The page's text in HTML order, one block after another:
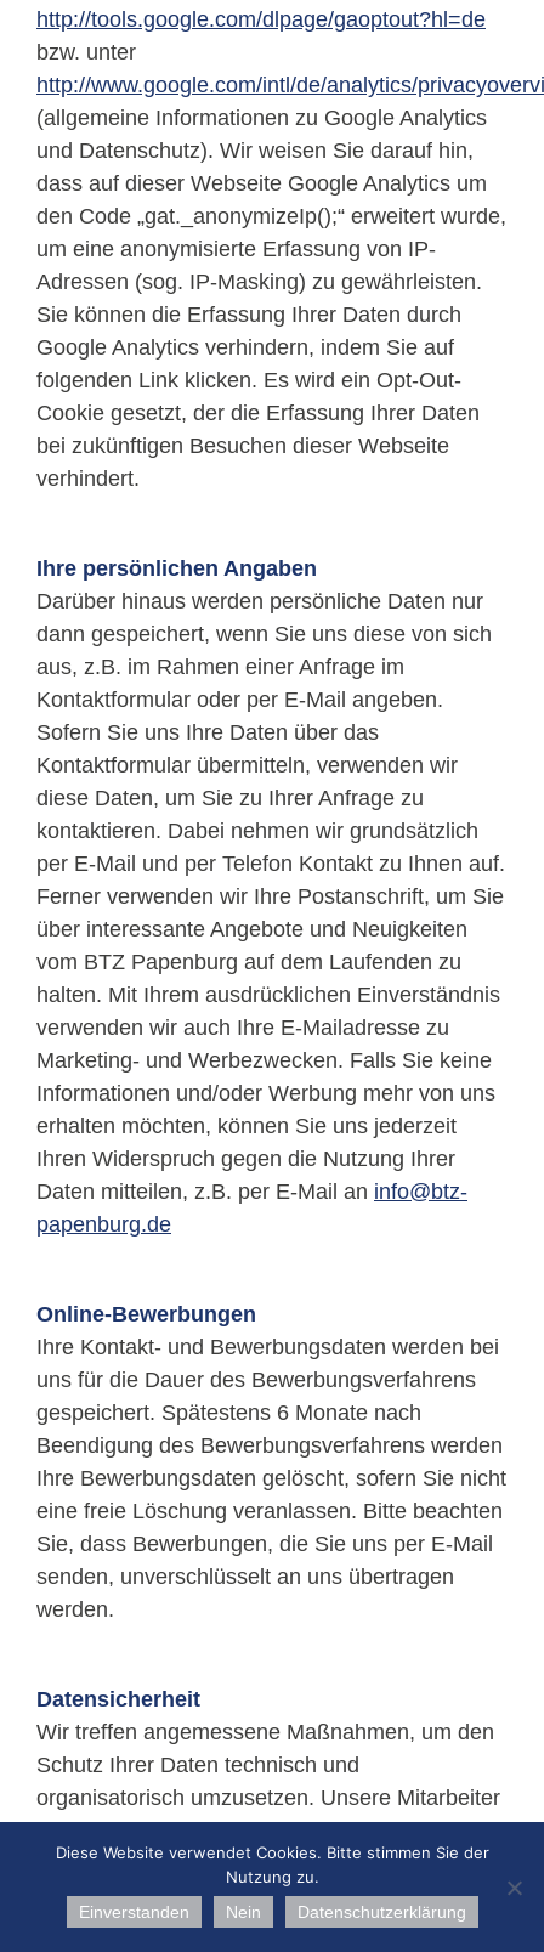
http://tools.google.com/dlpage/gaoptout?hl=de
bzw. unter
http://www.google.com/intl/de/analytics/
(allgemeine Informationen zu Google Analytics
und Datenschutz). Wir weisen Sie darauf hin,
dass auf dieser Webseite Google Analytics um
den Code „gat._anonymizeIp();“ erweitert wurde,
um eine anonymisierte Erfassung von IP-
Adressen (sog. IP-Masking) zu gewährleisten.
Sie können die Erfassung Ihrer Daten durch
Google Analytics verhindern, indem Sie auf
folgenden Link klicken. Es wird ein Opt-Out-
Cookie gesetzt, der die Erfassung Ihrer Daten
bei zukünftigen Besuchen dieser Webseite
verhindert.
Ihre persönlichen Angaben
Darüber hinaus werden persönliche Daten nur
dann gespeichert, wenn Sie uns diese von sich
aus, z.B. im Rahmen einer Anfrage im
Kontaktformular oder per E-Mail angeben.
Sofern Sie uns Ihre Daten über das
Kontaktformular übermitteln, verwenden wir
diese Daten, um Sie zu Ihrer Anfrage zu
kontaktieren. Dabei nehmen wir grundsätzlich
per E-Mail und per Telefon Kontakt zu Ihnen auf.
Ferner verwenden wir Ihre Postanschrift, um Sie
über interessante Angebote und Neuigkeiten
vom BTZ Papenburg auf dem Laufenden zu
halten. Mit Ihrem ausdrücklichen Einverständnis
verwenden wir auch Ihre E-Mailadresse zu
Marketing- und Werbezwecken. Falls Sie keine
Informationen und/oder Werbung mehr von uns
erhalten möchten, können Sie uns jederzeit
Ihren Widerspruch gegen die Nutzung Ihrer
Daten mitteilen, z.B. per E-Mail an info@btz-
papenburg.de
Online-Bewerbungen
Ihre Kontakt- und Bewerbungsdaten werden bei
uns für die Dauer des Bewerbungsverfahrens
gespeichert. Spätestens 6 Monate nach
Beendigung des Bewerbungsverfahrens werden
Ihre Bewerbungsdaten gelöscht, sofern Sie nicht
eine freie Löschung veranlassen. Bitte beachten
Sie, dass Bewerbungen, die Sie uns per E-Mail
senden, unverschlüsselt an uns übertragen
werden.
Datensicherheit
Wir treffen angemessene Maßnahmen, um den
Schutz Ihrer Daten technisch und
organisatorisch umzusetzen. Unsere Mitarbeiter
verpflichtet, unsere mit der Datenverarbeitung
beauftragten Dienstleister sorgfältig ausgewählt
und ebenfalls auf den Datenschutz verpflichtet.
Diese Website verwendet Cookies. Bitte stimmen Sie der
Nutzung zu.
Einverstanden
Nein Datenschutzerklärung